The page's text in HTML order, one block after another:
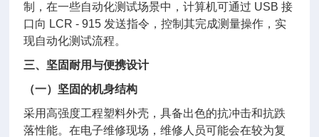
制，在一些自动化测试场景中，计算机可通过 USB 接
口向 LCR - 915 发送指令，控制其完成测量操作，实
现自动化测试流程。
三、坚固耐用与便携设计
（一）坚固的机身结构
采用高强度工程塑料外壳，具备出色的抗冲击和抗跌
落性能。在电子维修现场，维修人员可能会在较为复